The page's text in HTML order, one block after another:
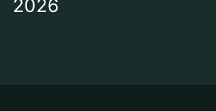
2026